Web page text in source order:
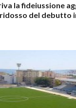
la fideiussione
del debutto